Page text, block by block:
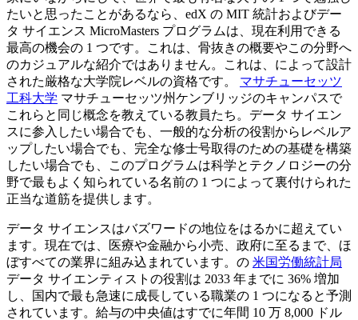
たいと思ったことがあるなら、edX の MIT 統計およびデー
タ サイエンス MicroMasters プログラムは、現在利用できる
最高の機会の 1 つです。これは、骨抜きの概要やこの分野へ
のカジュアルな紹介ではありません。これは、によって設計
された厳格な大学院レベルの資格です。 マサチューセッツ
工科大学 マサチューセッツ州ケンブリッジのキャンパスで
これらと同じ概念を教えている教員たち。データ サイエン
スに参入したい場合でも、一般的な分析の役割からレベルア
ップしたい場合でも、完全な修士号取得のための基礎を構築
したい場合でも、このプログラムは科学とテクノロジーの分
野で最もよく知られている名前の 1 つによって裏付けられた
正当な道筋を提供します。
データ サイエンスはバズワードの地位をはるかに超えてい
ます。現在では、医療や金融から小売、政府に至るまで、ほ
ぼすべての業界に組み込まれています。の 米国労働統計局
データ サイエンティストの役割は 2033 年までに 36% 増加
し、国内で最も急速に成長している職業の 1 つになると予測
されています。給与の中央値はすでに年間 10 万 8,000 ドル